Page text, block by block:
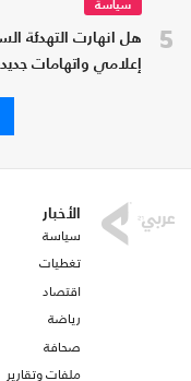
5
سياسة
هل انهارت التهدئة
إعلامي واتهامات
الأخبار
سياسة
تغطيات
اقتصاد
رياضة
صحافة
ملفات وتقارير